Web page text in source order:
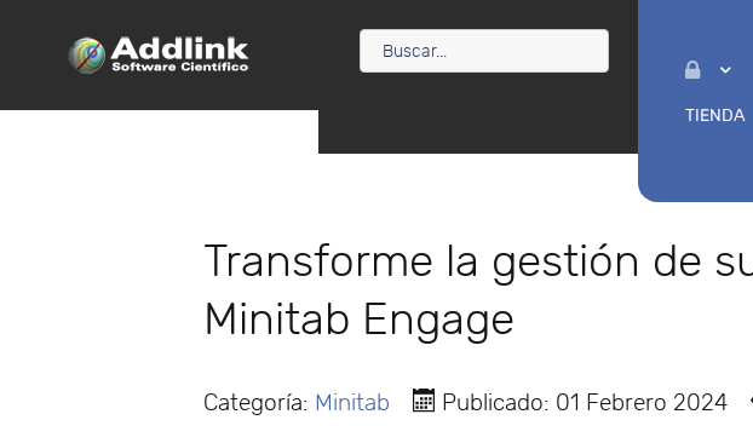
TIENDA
Transforme la gestión de
Minitab Engage
Categoría: Minitab Publicado: 01 Febrero 2024